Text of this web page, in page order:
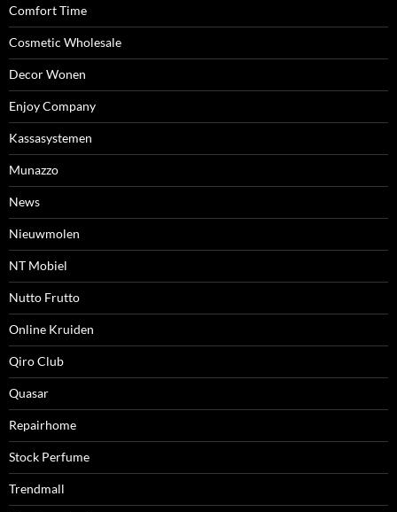
Comfort Time
Cosmetic Wholesale
Decor Wonen
Enjoy Company
Kassasystemen
Munazzo
News
Nieuwmolen
NT Mobiel
Nutto Frutto
Online Kruiden
Qiro Club
Quasar
Repairhome
Stock Perfume
Trendmall